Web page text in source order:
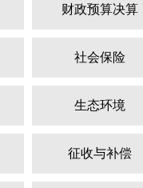
财政预算决算
社会保险
生态环境
征收与补偿